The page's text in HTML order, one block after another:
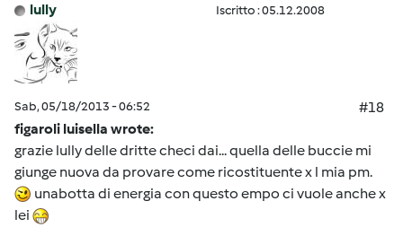
lully Iscritto : 05.12.2008
Sab, 05/18/2013 - 06:52
#18
figaroli luisella wrote:
grazie lully delle dritte checi dai... quella delle buccie mi
giunge nuova da provare come ricostituente x l mia pm.
unabotta di energia con questo empo ci vuole anche x
lei